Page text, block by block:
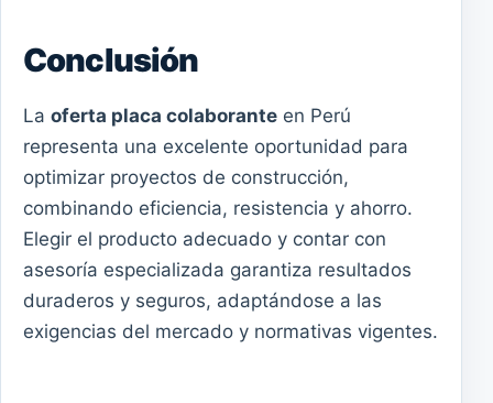
Conclusión
La oferta placa colaborante en Perú
representa una excelente oportunidad para
optimizar proyectos de construcción,
combinando eficiencia, resistencia y ahorro.
Elegir el producto adecuado y contar con
asesoría especializada garantiza resultados
duraderos y seguros, adaptándose a las
exigencias del mercado y normativas vigentes.